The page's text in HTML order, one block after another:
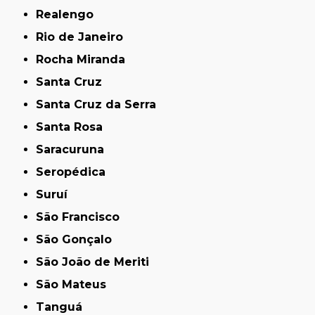
Realengo
Rio de Janeiro
Rocha Miranda
Santa Cruz
Santa Cruz da Serra
Santa Rosa
Saracuruna
Seropédica
Suruí
São Francisco
São Gonçalo
São João de Meriti
São Mateus
Tanguá